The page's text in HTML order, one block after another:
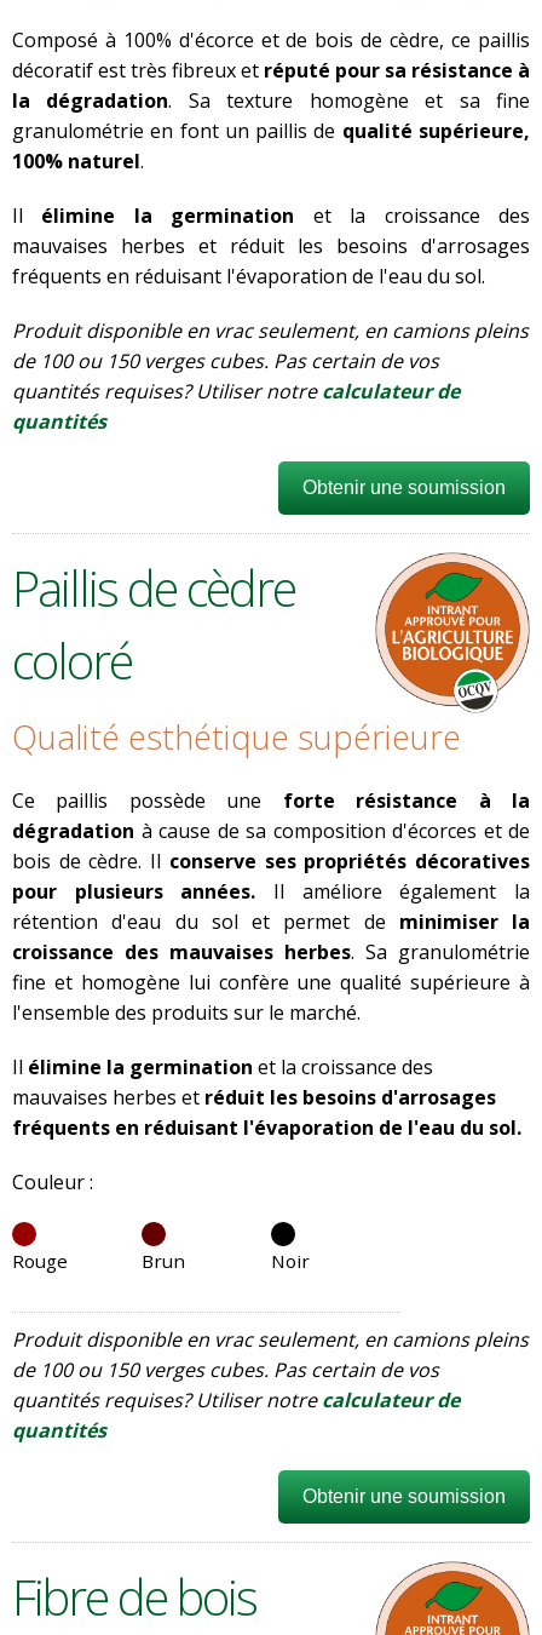
Composé à 100% d'écorce et de bois de cèdre, ce paillis
décoratif est très fibreux et réputé pour sa résistance à
la dégradation. Sa texture homogène et sa fine
granulométrie en font un paillis de qualité supérieure,
100% naturel.
Il élimine la germination et la croissance des
mauvaises herbes et réduit les besoins d'arrosages
fréquents en réduisant l'évaporation de l'eau du sol.
Produit disponible en vrac seulement, en camions pleins
de 100 ou 150 verges cubes. Pas certain de vos
quantités requises? Utiliser notrecalculateur de
quantités
Obtenir une soumission
Paillis de cèdre
coloré
Qualité esthétique supérieure
Ce paillis possède une forte résistance à la
dégradation à cause de sa composition d'écorces et de
bois de cèdre. Il conserve ses propriétés décoratives
pour plusieurs années. Il améliore également la
rétention d'eau du sol et permet de minimiser la
croissance des mauvaises herbes. Sa granulométrie
fine et homogène lui confère une qualité supérieure à
l'ensemble des produits sur le marché.
Il élimine la germination et la croissance des
mauvaises herbes et réduit les besoins d'arrosages
fréquents en réduisant l'évaporation de l'eau du sol.
Couleur :
Rouge Brun Noir
Produit disponible en vrac seulement, en camions pleins
de 100 ou 150 verges cubes. Pas certain de vos
quantités requises? Utiliser notrecalculateur de
quantités
Obtenir une soumission
Fibre de bois